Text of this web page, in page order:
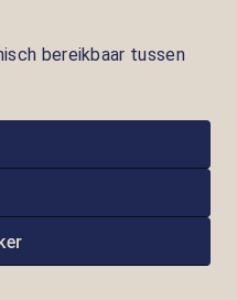
bereikbaar tussen